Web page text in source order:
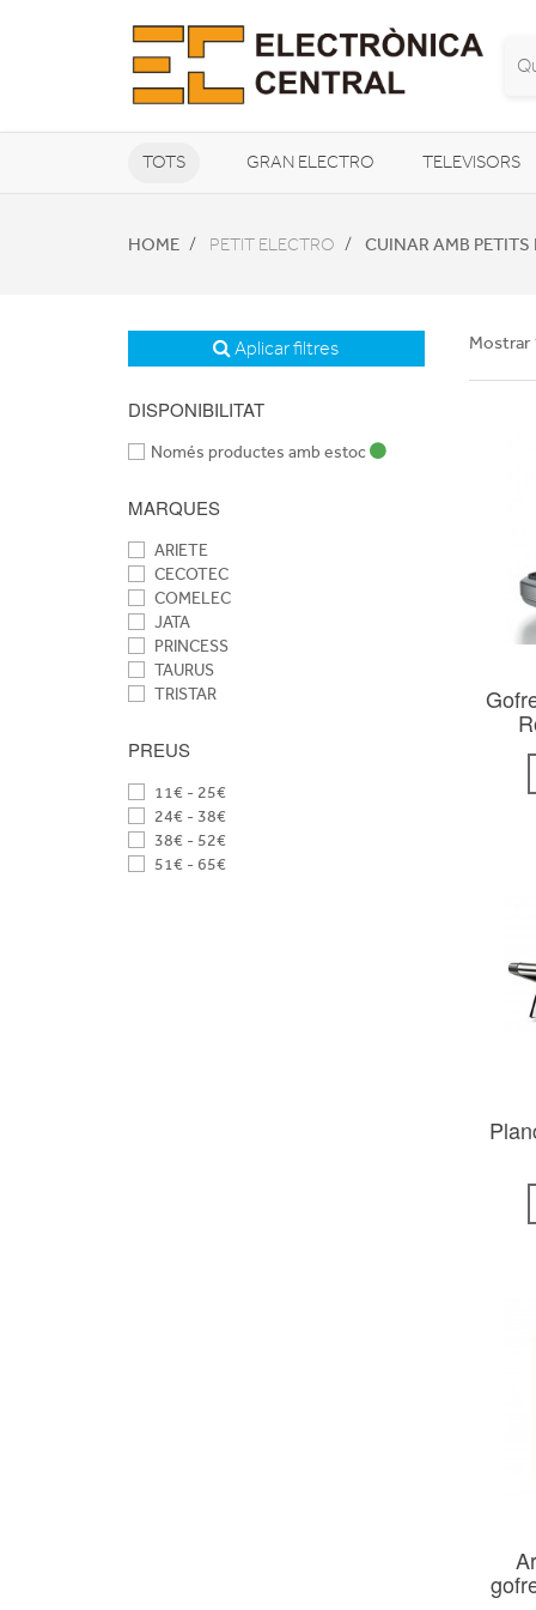
TOTS GRAN ELECTRO TELEVISORS
HOME PETIT ELECTRO CUINAR AMB
Aplicar filtres
DISPONIBILITAT
Només productes amb estoc
MARQUES
ARIETE
CECOTEC
COMELEC
JATA
PRINCESS
TAURUS
TRISTAR
PREUS
11€ - 25€
24€ - 38€
38€ - 52€
51€ - 65€
Mostrar